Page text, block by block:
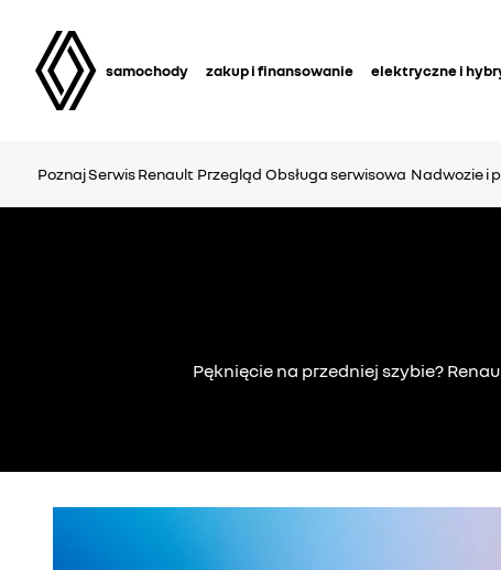
samochody zakup i finansowanie elektryczne i
Poznaj Serwis Renault Przegląd Obsługa serwisowa Nadwozie i
Pęknięcie na przedniej szybie?